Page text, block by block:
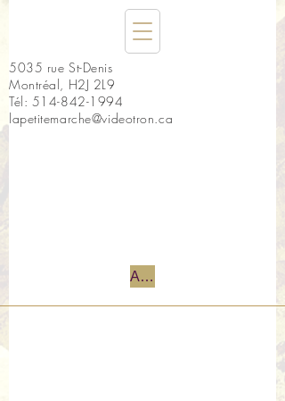
5035 rue St-Denis
Montréal, H2J 2L9
Tél: 514-842-1994
lapetitemarche@videotron.ca
Accueil